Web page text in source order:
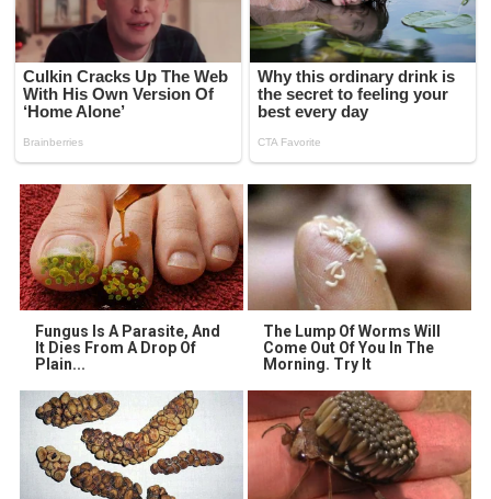
Fungus Is A Parasite, And
It Dies From A Drop Of
Plain...
The Lump Of Worms Will
Come Out Of You In The
Morning. Try It